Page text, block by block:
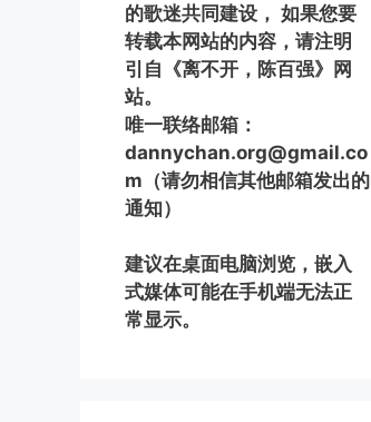
的歌迷共同建设， 如果您要
转载本网站的内容，请注明
引自《离不开，陈百强》网
站。
唯一联络邮箱：
dannychan.org@gmail.co
m（请勿相信其他邮箱发出的
通知）
建议在桌面电脑浏览，嵌入
式媒体可能在手机端无法正
常显示。